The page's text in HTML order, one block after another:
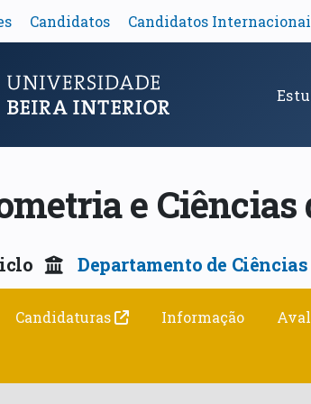
Candidatos Candidatos
Principal
e Ciências
Departamento de
Candidaturas Informação